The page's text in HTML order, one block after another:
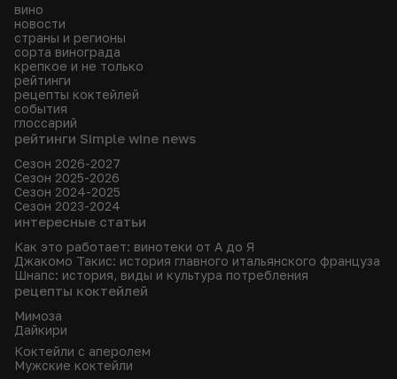
вино
новости
страны и регионы
сорта винограда
крепкое и не только
рейтинги
рецепты коктейлей
события
глоссарий
рейтинги Simple wine news
Сезон 2026-2027
Сезон 2025-2026
Сезон 2024-2025
Сезон 2023-2024
интересные статьи
Как это работает: винотеки от А до Я
Джакомо Такис: история главного итальянского француза
Шнапс: история, виды и культура потребления
рецепты коктейлей
Мимоза
Дайкири
Коктейли с аперолем
Мужские коктейли